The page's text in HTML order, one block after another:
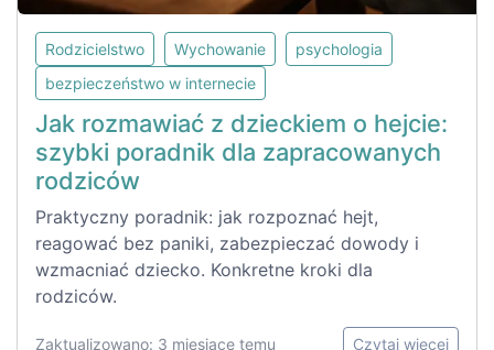
Rodzicielstwo Wychowanie
psychologia
bezpieczeństwo w internecie
Jak rozmawiać z dzieckiem o hejcie:
szybki poradnik dla zapracowanych
rodziców
Praktyczny poradnik: jak rozpoznać hejt,
reagować bez paniki, zabezpieczać dowody i
wzmacniać dziecko. Konkretne kroki dla
rodziców.
Zaktualizowano: 3 miesiące temu Czytaj więcej